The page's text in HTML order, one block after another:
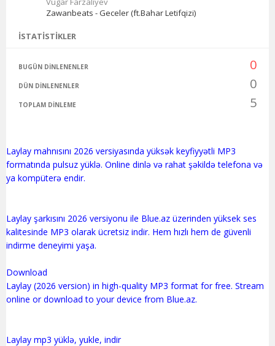
Zawanbeats - Geceler (ft.Bahar Letifqizi)
İSTATISTIKLER
BUGÜN DINLENENLER 0
DÜN DINLENENLER 0
TOPLAM DINLEME 5
Laylay mahnısını 2026 versiyasında yüksək keyfiyyətli MP3
formatında pulsuz yüklə. Online dinlə və rahat şəkildə telefona və
ya kompüterə endir.
Laylay şarkısını 2026 versiyonu ile Blue.az üzerinden yüksek ses
kalitesinde MP3 olarak ücretsiz indir. Hem hızlı hem de güvenli
indirme deneyimi yaşa.
Download
Laylay (2026 version) in high-quality MP3 format for free. Stream
online or download to your device from Blue.az.